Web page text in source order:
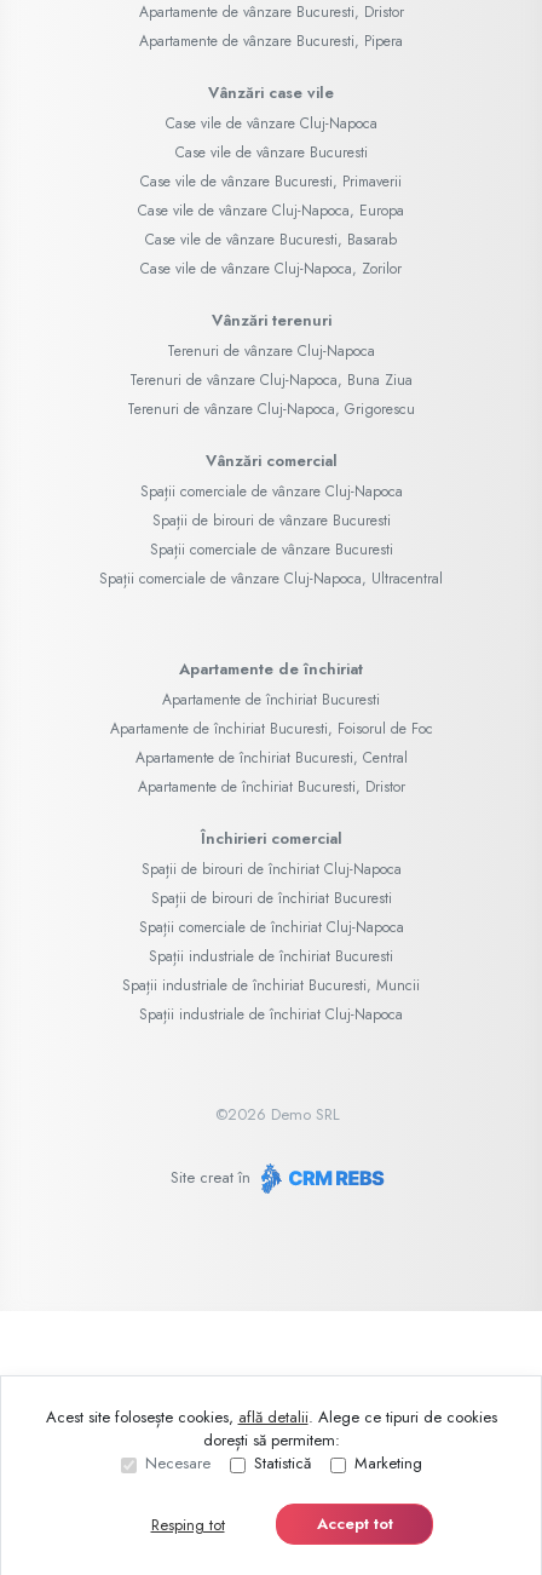
Sună acum Solicită vizionare
Apartamente de vânzare Bucuresti, Dristor
Apartamente de vânzare Bucuresti, Pipera
Vânzări case vile
Case vile de vânzare Cluj-Napoca
Case vile de vânzare Bucuresti
Case vile de vânzare Bucuresti, Primaverii
Case vile de vânzare Cluj-Napoca, Europa
Case vile de vânzare Bucuresti, Basarab
Case vile de vânzare Cluj-Napoca, Zorilor
Vânzări terenuri
Terenuri de vânzare Cluj-Napoca
Terenuri de vânzare Cluj-Napoca, Buna Ziua
Terenuri de vânzare Cluj-Napoca, Grigorescu
Vânzări comercial
Spații comerciale de vânzare Cluj-Napoca
Spații de birouri de vânzare Bucuresti
Spații comerciale de vânzare Bucuresti
Spații comerciale de vânzare Cluj-Napoca, Ultracentral
Apartamente de închiriat
Apartamente de închiriat Bucuresti
Apartamente de închiriat Bucuresti, Foisorul de Foc
Apartamente de închiriat Bucuresti, Central
Apartamente de închiriat Bucuresti, Dristor
Închirieri comercial
Spații de birouri de închiriat Cluj-Napoca
Spații de birouri de închiriat Bucuresti
Spații comerciale de închiriat Cluj-Napoca
Spații industriale de închiriat Bucuresti
Spații industriale de închiriat Bucuresti, Muncii
Spații industriale de închiriat Cluj-Napoca
©2026 Demo SRL
Site creat în
Acest site folosește cookies, află detalii. Alege ce tipuri de cookies
dorești să permitem:
Necesare
Statistică Marketing
Resping tot Accept tot